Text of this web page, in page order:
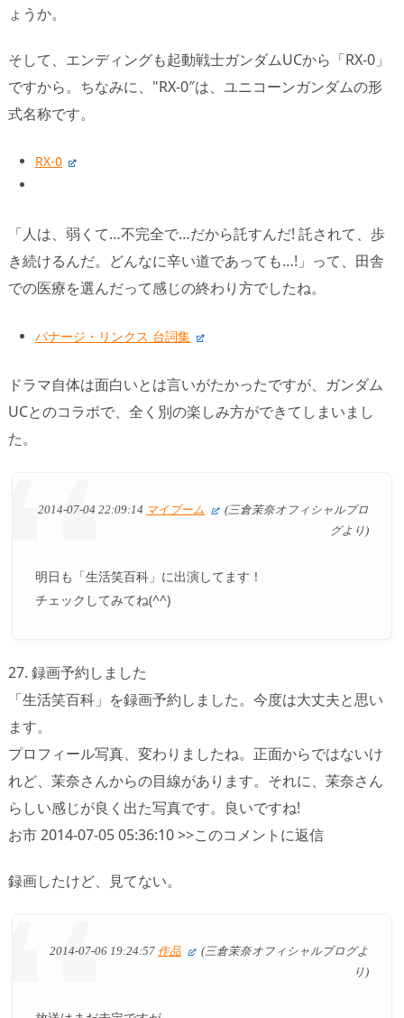
ょうか。
そして、エンディングも起動戦士ガンダムUCから「RX-0」
ですから。ちなみに、"RX-0″は、ユニコーンガンダムの形
式名称です。
RX-0
「人は、弱くて…不完全で…だから託すんだ! 託されて、歩
き続けるんだ。どんなに辛い道であっても…!」って、田舎
での医療を選んだって感じの終わり方でしたね。
バナージ・リンクス 台詞集
ドラマ自体は面白いとは言いがたかったですが、ガンダム
UCとのコラボで、全く別の楽しみ方ができてしまいまし
た。
2014-07-04 22:09:14 マイブーム
(三倉茉奈オフィシャルブロ
グより)
明日も「生活笑百科」に出演してます！
チェックしてみてね(^^)
27. 録画予約しました
「生活笑百科」を録画予約しました。今度は大丈夫と思い
ます。
プロフィール写真、変わりましたね。正面からではないけ
れど、茉奈さんからの目線があります。それに、茉奈さん
らしい感じが良く出た写真です。良いですね!
お市 2014-07-05 05:36:10 >>このコメントに返信
録画したけど、見てない。
2014-07-06 19:24:57 作品
(三倉茉奈オフィシャルブログよ
り)